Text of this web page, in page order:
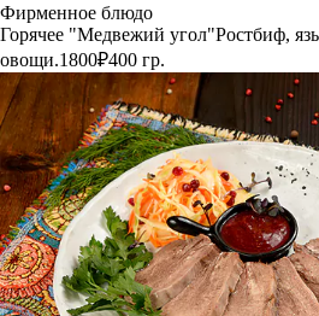
Фирменное блюдо
Горячее "Медвежий угол"Ростбиф,
овощи.1800₽400 гр.